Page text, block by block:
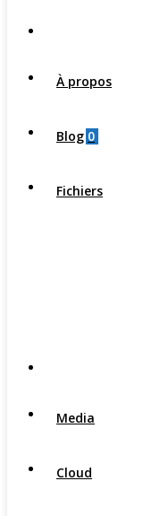
À propos
Blog 0
Fichiers
Media
Cloud